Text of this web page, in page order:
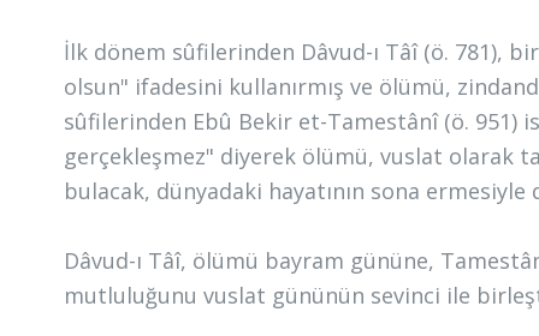
İlk dönem sûfilerinden Dâvud-ı Tâî (ö. 781),
olsun" ifadesini kullanırmış ve ölümü,
sûfilerinden Ebû Bekir et-Tamestânî (ö. 951)
gerçekleşmez" diyerek ölümü, vuslat olarak
bulacak, dünyadaki hayatının sona
Dâvud-ı Tâî, ölümü bayram gününe,
mutluluğunu vuslat gününün sevinci ile